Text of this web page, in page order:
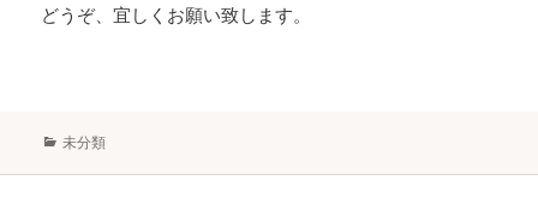
どうぞ、宜しくお願い致します。
カ
未分類